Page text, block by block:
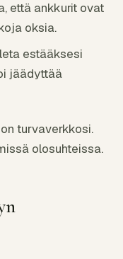
että ankkurit ovat
oksia.
estääksesi
jäädyttää
turvaverkkosi.
olosuhteissa.